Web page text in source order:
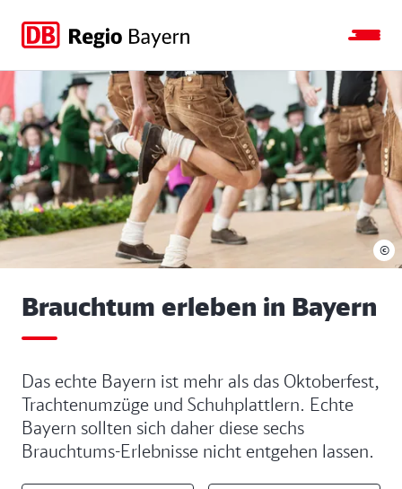
Zur
Hauptnavigation
springen
Zur
Seitensuche
springen
Zum
Hauptinhalt
springen
Zum
Footer
springen
Brauchtum erleben in Bayern
Das echte Bayern ist mehr als das Oktoberfest,
Trachtenumzüge und Schuhplattlern. Echte
Bayern sollten sich daher diese sechs
Brauchtums-Erlebnisse nicht entgehen lassen.
©